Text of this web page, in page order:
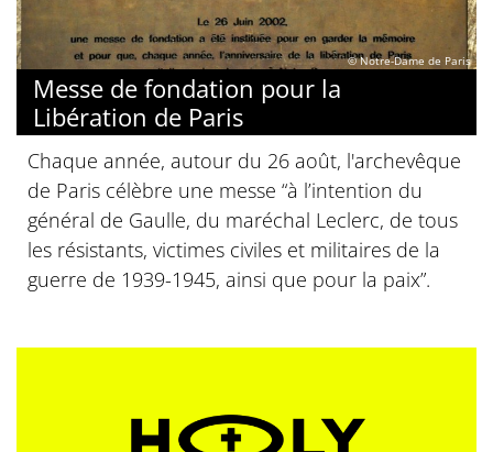
© Notre-Dame de Paris
Messe de fondation pour la
Libération de Paris
Chaque année, autour du 26 août, l'archevêque
de Paris célèbre une messe “à l’intention du
général de Gaulle, du maréchal Leclerc, de tous
les résistants, victimes civiles et militaires de la
guerre de 1939-1945, ainsi que pour la paix”.